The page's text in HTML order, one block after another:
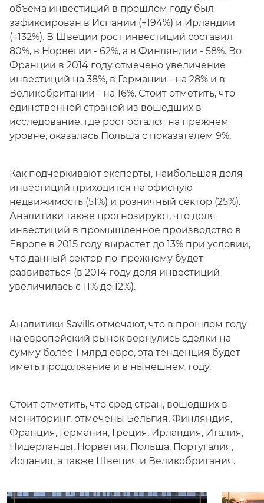
объёма инвестиций в прошлом году был
зафиксирован в Испании (+194%) и Ирландии
(+132%). В Швеции рост инвестиций составил
80%, в Норвегии - 62%, а в Финляндии - 58%. Во
Франции в 2014 году отмечено увеличение
инвестиций на 38%, в Германии - на 28% и в
Великобритании - на 16%. Стоит отметить, что
единственной страной из вошедших в
исследование, где рост остался на прежнем
уровне, оказалась Польша с показателем 9%.
Как подчёркивают эксперты, наибольшая доля
инвестиций приходится на офисную
недвижимость (51%) и розничный сектор (25%).
Аналитики также прогнозируют, что доля
инвестиций в промышленное производство в
Европе в 2015 году вырастет до 13% при условии,
что данный сектор по-прежнему будет
развиваться (в 2014 году доля инвестиций
увеличилась с 11% до 12%).
Аналитики Savills отмечают, что в прошлом году
на европейский рынок вернулись сделки на
сумму более 1 млрд евро, эта тенденция будет
иметь продолжение и в нынешнем году.
Стоит отметить, что сред стран, вошедших в
мониторинг, отмечены Бельгия, Финляндия,
Франция, Германия, Греция, Ирландия, Италия,
Нидерланды, Норвегия, Польша, Португалия,
Испания, а также Швеция и Великобритания.